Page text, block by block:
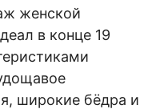
женской
в конце 19
широкие бёдра и